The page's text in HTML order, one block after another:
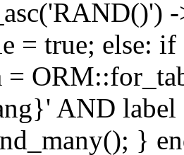
= true; else:
=
AND
}